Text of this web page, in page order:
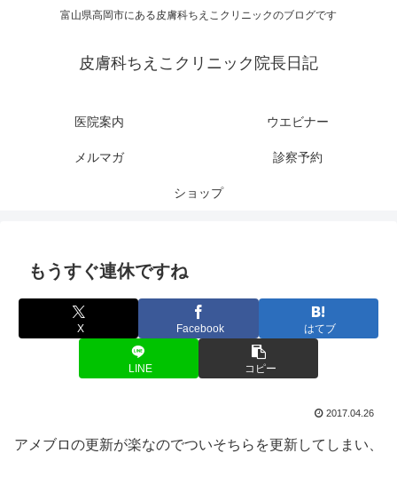
富山県高岡市にある皮膚科ちえこクリニックのブログです
皮膚科ちえこクリニック院長日記
医院案内 ウエビナー
メルマガ 診察予約
ショップ
もうすぐ連休ですね
X Facebook はてブ
LINE コピー
2017.04.26
アメブロの更新が楽なのでついそちらを更新してしまい、